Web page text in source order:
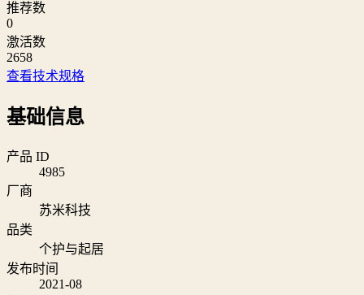
推荐数
0
激活数
2658
查看技术规格
基础信息
产品 ID
4985
厂商
苏米科技
品类
个护与起居
发布时间
2021-08